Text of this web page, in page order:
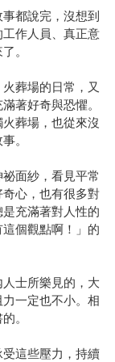
都說完，沒想到
作人員、真正意
。
葬場的日常，又
著好奇與恐懼。
葬場，也從來沒
。
面紗，看見平常
心，也有很多對
充滿著對人性的
個觀點啊！」的
士所樂見的，大
一定也不小。相
。
這些壓力，持續